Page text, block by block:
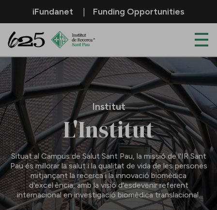
Salta al contingut principal
iFundanet Funding Opportunities
Institut
Institut
L'Institut
Situat al Campus de Salut Sant Pau, la missió de l'IR Sant
Pau és millorar la salut i la qualitat de vida de les persones
mitjançant la recerca i la innovació biomèdica
d'excel·ència, amb la visió d'esdevenir referent
internacional en investigació biomèdica translacional.